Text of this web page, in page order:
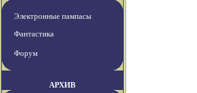
Электронные пампасы
Фантастика
Форум
АРХИВ